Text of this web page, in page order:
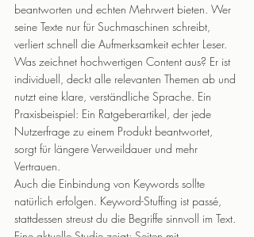
beantworten und echten Mehrwert bieten. Wer
seine Texte nur für Suchmaschinen schreibt,
verliert schnell die Aufmerksamkeit echter Leser.
Was zeichnet hochwertigen Content aus? Er ist
individuell, deckt alle relevanten Themen ab und
nutzt eine klare, verständliche Sprache. Ein
Praxisbeispiel: Ein Ratgeberartikel, der jede
Nutzerfrage zu einem Produkt beantwortet,
sorgt für längere Verweildauer und mehr
Vertrauen.
Auch die Einbindung von Keywords sollte
natürlich erfolgen. Keyword-Stuffing ist passé,
stattdessen streust du die Begriffe sinnvoll im Text.